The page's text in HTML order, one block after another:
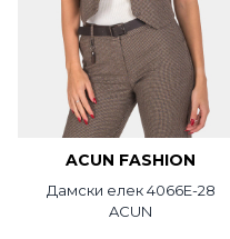
ACUN FASHION
Дамски елек 4066E-28
ACUN